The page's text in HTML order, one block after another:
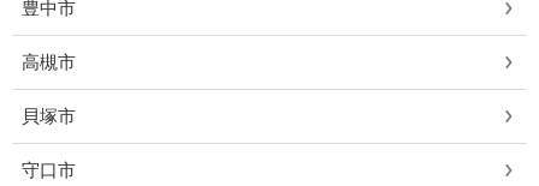
豊中市
高槻市
貝塚市
守口市